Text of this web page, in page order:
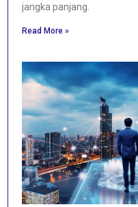
jangka panjang.
Read More »